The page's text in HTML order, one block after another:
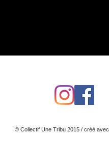
© Collectif Une Tribu 2015 / créé avec